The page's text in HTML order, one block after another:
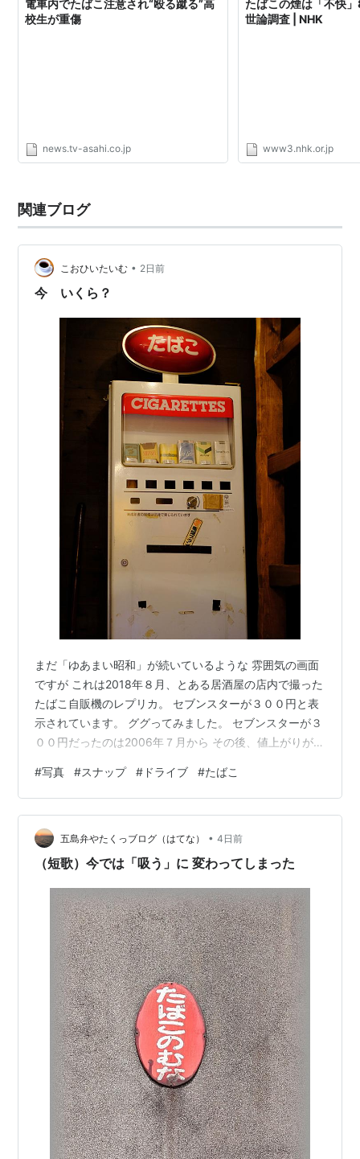
電車内でたばこ注意され“殴る蹴る”高
校生が重傷
news.tv-asahi.co.jp
たばこの煙は「不快
世論調査 | NHK
www3.nhk.or.jp
関連ブログ
こおひいたいむ • 2日前
今 いくら？
まだ「ゆあまい昭和」が続いているような 雰囲気の画面
ですが これは2018年８月、とある居酒屋の店内で撮った
たばこ自販機のレプリカ。 セブンスターが３００円と表
示されています。 ググってみました。 セブンスターが３
００円だったのは2006年７月から その後、値上がりが続
は５００円。 2021年１０月から６００円（現在も）でし
た。 何も言うつもりはありませんが ２０年でタバコは２
倍 給料は・・・・・？ 昭和ではなく、平成・令和のお話
でした。
#写真 #スナップ # ドライブ #たばこ
五島弁やたくっブログ（はてな） • 4日前
（短歌）今では「吸う」に 変わってしまった